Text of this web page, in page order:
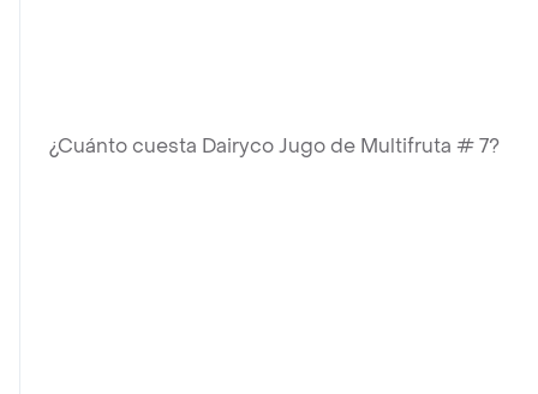
¿Cuánto cuesta Dairyco Jugo de Multifruta # 7?